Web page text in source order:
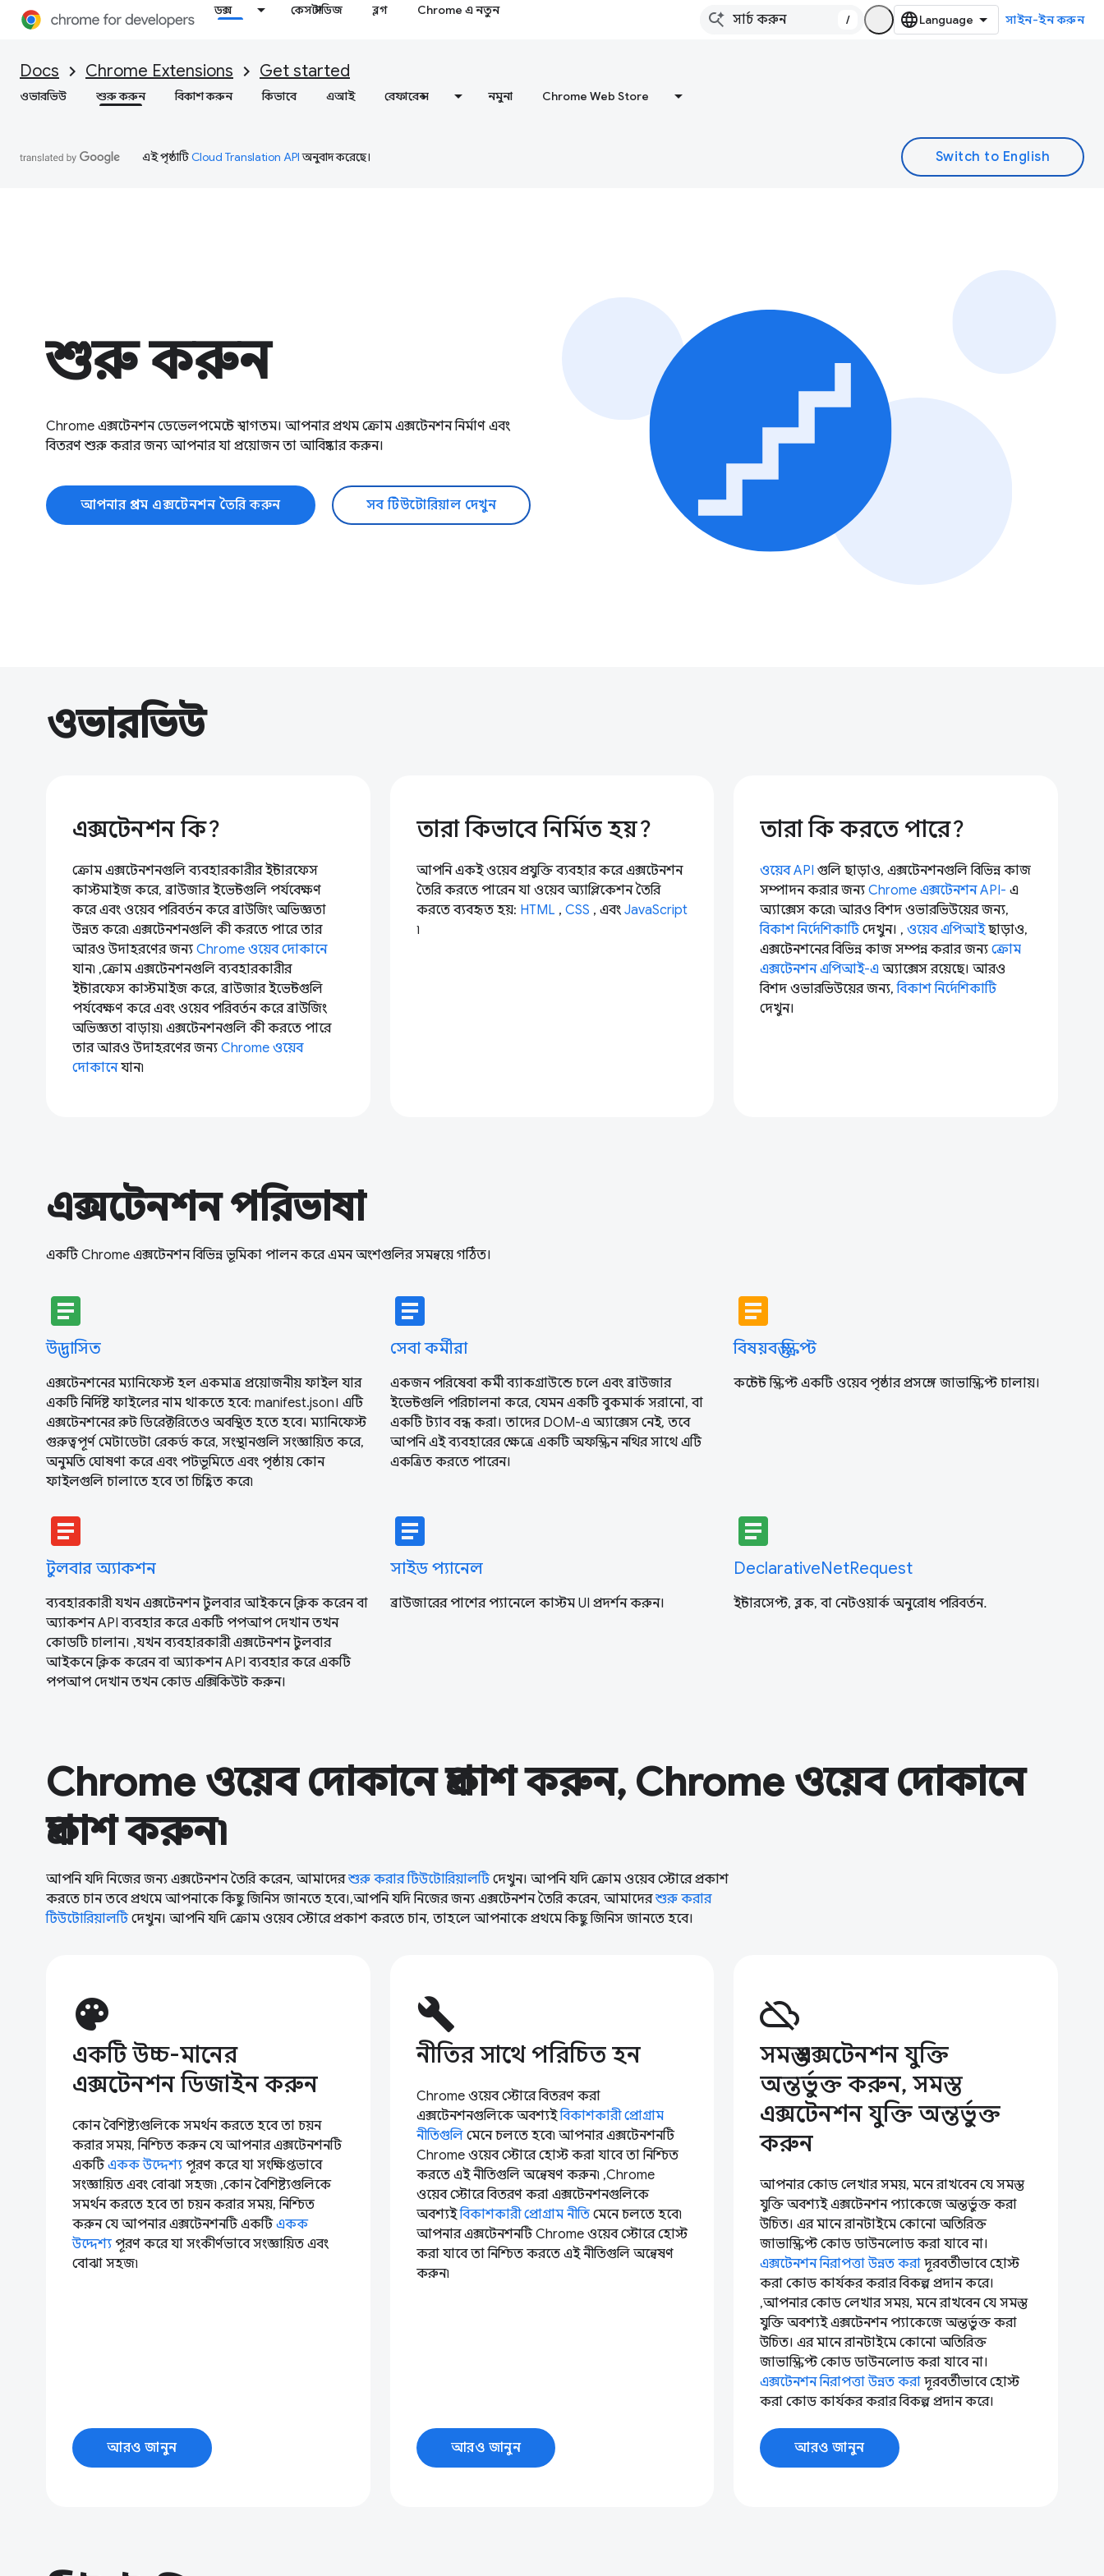
ডক্স কেস স্টাডিজ ব্লগ Chrome এ নতুন
/ সাইন-ইন করুন
Docs Chrome Extensions Get started
ওভারভিউ শুরু করুন বিকাশ করুন কিভাবে এআই রেফারেন্স নমুনা Chrome Web Store
এই পৃষ্ঠাটিCloud Translation APIঅনুবাদ করেছে।
শুরু করুন
Chrome এক্সটেনশন ডেভেলপমেন্টে স্বাগতম। আপনার প্রথম ক্রোম এক্সটেনশন নির্মাণ এবং
বিতরণ শুরু করার জন্য আপনার যা প্রয়োজন তা আবিষ্কার করুন।
আপনার প্রথম এক্সটেনশন তৈরি করুন সব টিউটোরিয়াল দেখুন
ওভারভিউ
এক্সটেনশন কি?
ক্রোম এক্সটেনশনগুলি ব্যবহারকারীর ইন্টারফেস
কাস্টমাইজ করে, ব্রাউজার ইভেন্টগুলি পর্যবেক্ষণ
করে এবং ওয়েব পরিবর্তন করে ব্রাউজিং অভিজ্ঞতা
উন্নত করে৷ এক্সটেনশনগুলি কী করতে পারে তার
আরও উদাহরণের জন্য Chrome ওয়েব দোকানে
যান৷ ,ক্রোম এক্সটেনশনগুলি ব্যবহারকারীর
ইন্টারফেস কাস্টমাইজ করে, ব্রাউজার ইভেন্টগুলি
পর্যবেক্ষণ করে এবং ওয়েব পরিবর্তন করে ব্রাউজিং
অভিজ্ঞতা বাড়ায়৷ এক্সটেনশনগুলি কী করতে পারে
তার আরও উদাহরণের জন্য Chrome ওয়েব
দোকানেযান৷
তারা কিভাবে নির্মিত হয়?
আপনি একই ওয়েব প্রযুক্তি ব্যবহার করে এক্সটেনশন
তৈরি করতে পারেন যা ওয়েব অ্যাপ্লিকেশন তৈরি
করতে ব্যবহৃত হয়: HTML , CSS , এবং JavaScript
৷
তারা কি করতে পারে?
ওয়েব API গুলি ছাড়াও, এক্সটেনশনগুলি বিভিন্ন কাজ
সম্পাদন করার জন্যChrome এক্সটেনশন API- এ
অ্যাক্সেস করে৷ আরও বিশদ ওভারভিউয়ের জন্য,
বিকাশ নির্দেশিকাটিদেখুন। ,ওয়েব এপিআইছাড়াও,
এক্সটেনশনের বিভিন্ন কাজ সম্পন্ন করার জন্যক্রোম
এক্সটেনশন এপিআই-এ অ্যাক্সেস রয়েছে। আরও
বিশদ ওভারভিউয়ের জন্য,বিকাশ নির্দেশিকাটি
দেখুন।
এক্সটেনশন পরিভাষা
একটি Chrome এক্সটেনশন বিভিন্ন ভূমিকা পালন করে এমন অংশগুলির সমন্বয়ে গঠিত।
article
উদ্ভাসিত
এক্সটেনশনের ম্যানিফেস্ট হল একমাত্র প্রয়োজনীয় ফাইল যার
একটি নির্দিষ্ট ফাইলের নাম থাকতে হবে: manifest.json। এটি
এক্সটেনশনের রুট ডিরেক্টরিতেও অবস্থিত হতে হবে। ম্যানিফেস্ট
গুরুত্বপূর্ণ মেটাডেটা রেকর্ড করে, সংস্থানগুলি সংজ্ঞায়িত করে,
অনুমতি ঘোষণা করে এবং পটভূমিতে এবং পৃষ্ঠায় কোন
ফাইলগুলি চালাতে হবে তা চিহ্নিত করে৷
article
সেবা কর্মীরা
একজন পরিষেবা কর্মী ব্যাকগ্রাউন্ডে চলে এবং ব্রাউজার
ইভেন্টগুলি পরিচালনা করে, যেমন একটি বুকমার্ক সরানো, বা
একটি ট্যাব বন্ধ করা। তাদের DOM-এ অ্যাক্সেস নেই, তবে
আপনি এই ব্যবহারের ক্ষেত্রে একটি অফস্ক্রিন নথির সাথে এটি
একত্রিত করতে পারেন।
article
বিষয়বস্তু স্ক্রিপ্ট
কন্টেন্ট স্ক্রিপ্ট একটি ওয়েব পৃষ্ঠার প্রসঙ্গে জাভাস্ক্রিপ্ট চালায়।
article
টুলবার অ্যাকশন
ব্যবহারকারী যখন এক্সটেনশন টুলবার আইকনে ক্লিক করেন বা
অ্যাকশন API ব্যবহার করে একটি পপআপ দেখান তখন
কোডটি চালান। ,যখন ব্যবহারকারী এক্সটেনশন টুলবার
আইকনে ক্লিক করেন বা অ্যাকশন API ব্যবহার করে একটি
পপআপ দেখান তখন কোড এক্সিকিউট করুন।
article
সাইড প্যানেল
ব্রাউজারের পাশের প্যানেলে কাস্টম UI প্রদর্শন করুন।
article
DeclarativeNetRequest
ইন্টারসেপ্ট, ব্লক, বা নেটওয়ার্ক অনুরোধ পরিবর্তন.
Chrome ওয়েব দোকানে প্রকাশ করুন, Chrome ওয়েব দোকানে
প্রকাশ করুন৷
আপনি যদি নিজের জন্য এক্সটেনশন তৈরি করেন, আমাদেরশুরু করার টিউটোরিয়ালটিদেখুন। আপনি যদি ক্রোম ওয়েব স্টোরে প্রকাশ
করতে চান তবে প্রথমে আপনাকে কিছু জিনিস জানতে হবে।,আপনি যদি নিজের জন্য এক্সটেনশন তৈরি করেন, আমাদেরশুরু করার
টিউটোরিয়ালটিদেখুন। আপনি যদি ক্রোম ওয়েব স্টোরে প্রকাশ করতে চান, তাহলে আপনাকে প্রথমে কিছু জিনিস জানতে হবে।
palette
একটি উচ্চ-মানের
এক্সটেনশন ডিজাইন করুন
কোন বৈশিষ্ট্যগুলিকে সমর্থন করতে হবে তা চয়ন
করার সময়, নিশ্চিত করুন যে আপনার এক্সটেনশনটি
একটিএকক উদ্দেশ্য পূরণ করে যা সংক্ষিপ্তভাবে
সংজ্ঞায়িত এবং বোঝা সহজ৷ ,কোন বৈশিষ্ট্যগুলিকে
সমর্থন করতে হবে তা চয়ন করার সময়, নিশ্চিত
করুন যে আপনার এক্সটেনশনটি একটিএকক
উদ্দেশ্য পূরণ করে যা সংকীর্ণভাবে সংজ্ঞায়িত এবং
বোঝা সহজ৷
আরও জানুন
build
নীতির সাথে পরিচিত হন
Chrome ওয়েব স্টোরে বিতরণ করা
এক্সটেনশনগুলিকে অবশ্যইবিকাশকারী প্রোগ্রাম
নীতিগুলিমেনে চলতে হবে৷ আপনার এক্সটেনশনটি
Chrome ওয়েব স্টোরে হোস্ট করা যাবে তা নিশ্চিত
করতে এই নীতিগুলি অন্বেষণ করুন৷ ,Chrome
ওয়েব স্টোরে বিতরণ করা এক্সটেনশনগুলিকে
অবশ্যইবিকাশকারী প্রোগ্রাম নীতিমেনে চলতে হবে৷
আপনার এক্সটেনশনটি Chrome ওয়েব স্টোরে হোস্ট
করা যাবে তা নিশ্চিত করতে এই নীতিগুলি অন্বেষণ
করুন৷
আরও জানুন
cloud_off
সমস্ত এক্সটেনশন যুক্তি
অন্তর্ভুক্ত করুন, সমস্ত
এক্সটেনশন যুক্তি অন্তর্ভুক্ত
করুন
আপনার কোড লেখার সময়, মনে রাখবেন যে সমস্ত
যুক্তি অবশ্যই এক্সটেনশন প্যাকেজে অন্তর্ভুক্ত করা
উচিত। এর মানে রানটাইমে কোনো অতিরিক্ত
জাভাস্ক্রিপ্ট কোড ডাউনলোড করা যাবে না।
এক্সটেনশন নিরাপত্তা উন্নত করা দূরবর্তীভাবে হোস্ট
করা কোড কার্যকর করার বিকল্প প্রদান করে।
,আপনার কোড লেখার সময়, মনে রাখবেন যে সমস্ত
যুক্তি অবশ্যই এক্সটেনশন প্যাকেজে অন্তর্ভুক্ত করা
উচিত। এর মানে রানটাইমে কোনো অতিরিক্ত
জাভাস্ক্রিপ্ট কোড ডাউনলোড করা যাবে না।
এক্সটেনশন নিরাপত্তা উন্নত করা দূরবর্তীভাবে হোস্ট
করা কোড কার্যকর করার বিকল্প প্রদান করে।
আরও জানুন